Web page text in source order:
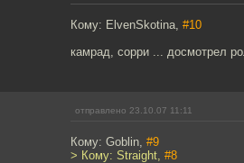
Кому: ElvenSkotina, #10
камрад, сорри ... досмотрел
отправлено 23.10.07 11:11
Кому: Goblin, #9
> Кому: Straight, #8